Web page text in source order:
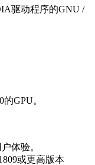
驱动程序的GNU /
GPU。
体验。
或更高版本